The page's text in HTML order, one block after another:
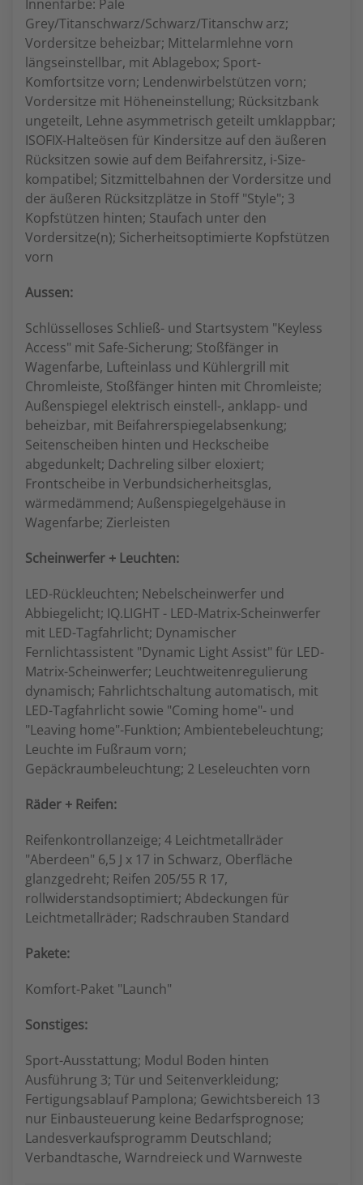
Innenfarbe: Pale
Grey/Titanschwarz/Schwarz/Titanschw arz;
Vordersitze beheizbar; Mittelarmlehne vorn
längseinstellbar, mit Ablagebox; Sport-
Komfortsitze vorn; Lendenwirbelstützen vorn;
Vordersitze mit Höheneinstellung; Rücksitzbank
ungeteilt, Lehne asymmetrisch geteilt umklappbar;
ISOFIX-Halteösen für Kindersitze auf den äußeren
Rücksitzen sowie auf dem Beifahrersitz, i-Size-
kompatibel; Sitzmittelbahnen der Vordersitze und
der äußeren Rücksitzplätze in Stoff "Style"; 3
Kopfstützen hinten; Staufach unter den
Vordersitze(n); Sicherheitsoptimierte Kopfstützen
vorn
Aussen:
Schlüsselloses Schließ- und Startsystem "Keyless
Access" mit Safe-Sicherung; Stoßfänger in
Wagenfarbe, Lufteinlass und Kühlergrill mit
Chromleiste, Stoßfänger hinten mit Chromleiste;
Außenspiegel elektrisch einstell-, anklapp- und
beheizbar, mit Beifahrerspiegelabsenkung;
Seitenscheiben hinten und Heckscheibe
abgedunkelt; Dachreling silber eloxiert;
Frontscheibe in Verbundsicherheitsglas,
wärmedämmend; Außenspiegelgehäuse in
Wagenfarbe; Zierleisten
Scheinwerfer + Leuchten:
LED-Rückleuchten; Nebelscheinwerfer und
Abbiegelicht; IQ.LIGHT - LED-Matrix-Scheinwerfer
mit LED-Tagfahrlicht; Dynamischer
Fernlichtassistent "Dynamic Light Assist" für LED-
Matrix-Scheinwerfer; Leuchtweitenregulierung
dynamisch; Fahrlichtschaltung automatisch, mit
LED-Tagfahrlicht sowie "Coming home"- und
"Leaving home"-Funktion; Ambientebeleuchtung;
Leuchte im Fußraum vorn;
Gepäckraumbeleuchtung; 2 Leseleuchten vorn
Räder + Reifen:
Reifenkontrollanzeige; 4 Leichtmetallräder
"Aberdeen" 6,5 J x 17 in Schwarz, Oberfläche
glanzgedreht; Reifen 205/55 R 17,
rollwiderstandsoptimiert; Abdeckungen für
Leichtmetallräder; Radschrauben Standard
Pakete:
Komfort-Paket "Launch"
Sonstiges:
Sport-Ausstattung; Modul Boden hinten
Ausführung 3; Tür und Seitenverkleidung;
Fertigungsablauf Pamplona; Gewichtsbereich 13
nur Einbausteuerung keine Bedarfsprognose;
Landesverkaufsprogramm Deutschland;
Verbandtasche, Warndreieck und Warnweste